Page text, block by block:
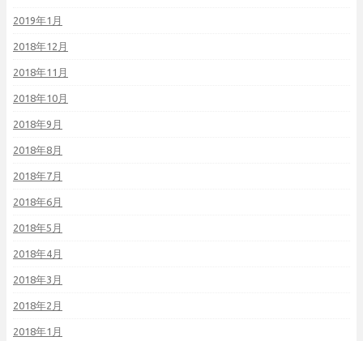
2019年1月
2018年12月
2018年11月
2018年10月
2018年9月
2018年8月
2018年7月
2018年6月
2018年5月
2018年4月
2018年3月
2018年2月
2018年1月